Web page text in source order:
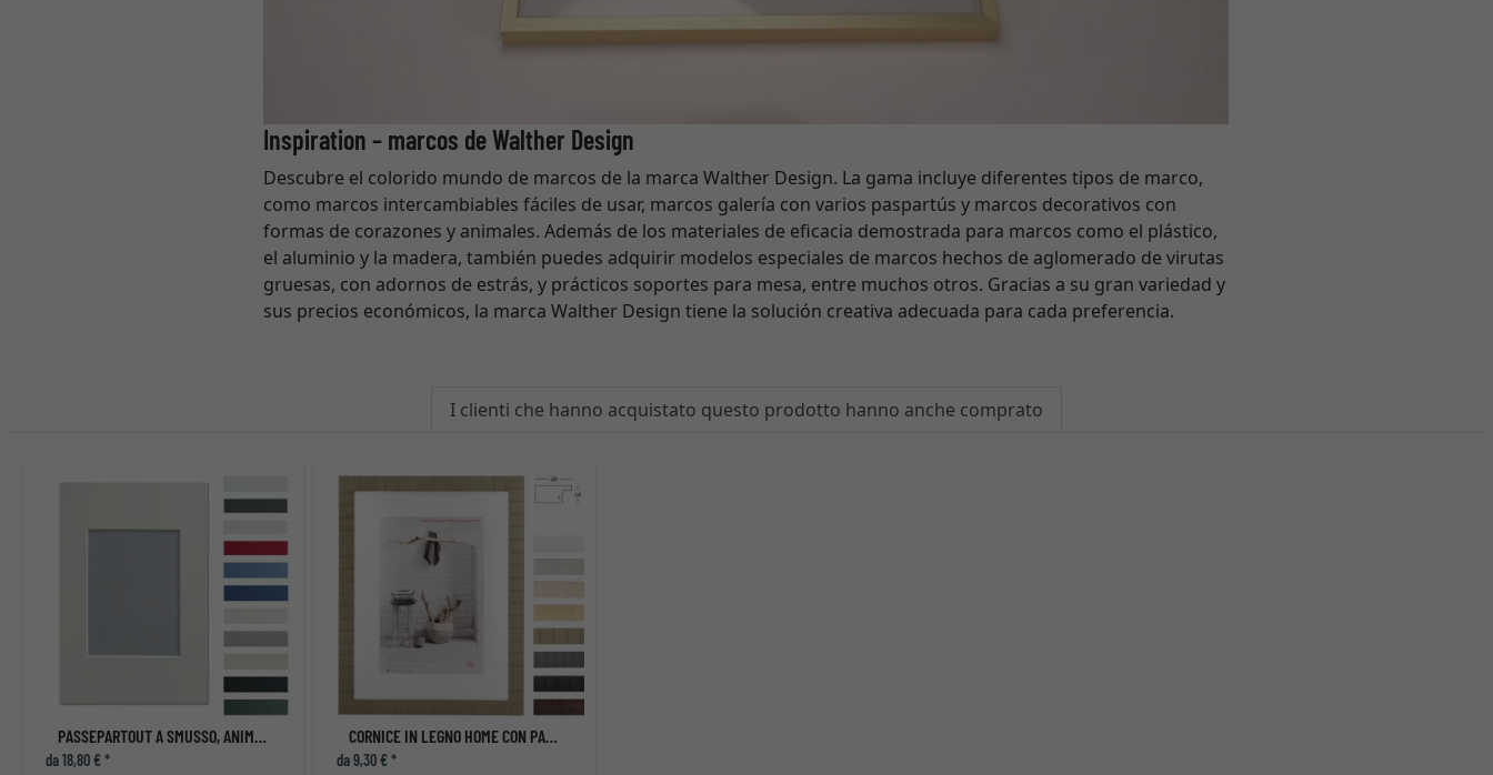
Inspiration – marcos de Walther Design
Descubre el colorido mundo de marcos de la marca Walther Design. La gama incluye diferentes tipos de marco,
como marcos intercambiables fáciles de usar, marcos galería con varios paspartús y marcos decorativos con
formas de corazones y animales. Además de los materiales de eficacia demostrada para marcos como el plástico,
el aluminio y la madera, también puedes adquirir modelos especiales de marcos hechos de aglomerado de virutas
gruesas, con adornos de estrás, y prácticos soportes para mesa, entre muchos otros. Gracias a su gran variedad y
sus precios económicos, la marca Walther Design tiene la solución creativa adecuada para cada preferencia.
I clienti che hanno acquistato questo prodotto hanno anche comprato
da 18,80 € * da 9,30 € *